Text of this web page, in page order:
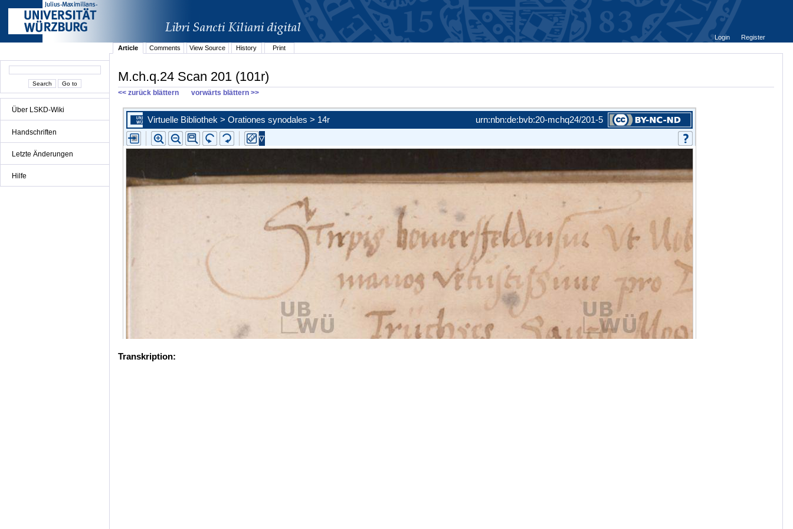
Über LSKD-Wiki
Handschriften
Letzte Änderungen
Hilfe
Login
Register
Article
Comments View Source History Print
M.ch.q.24 Scan 201 (101r)
<< zurück blättern vorwärts blättern >>
Transkription: